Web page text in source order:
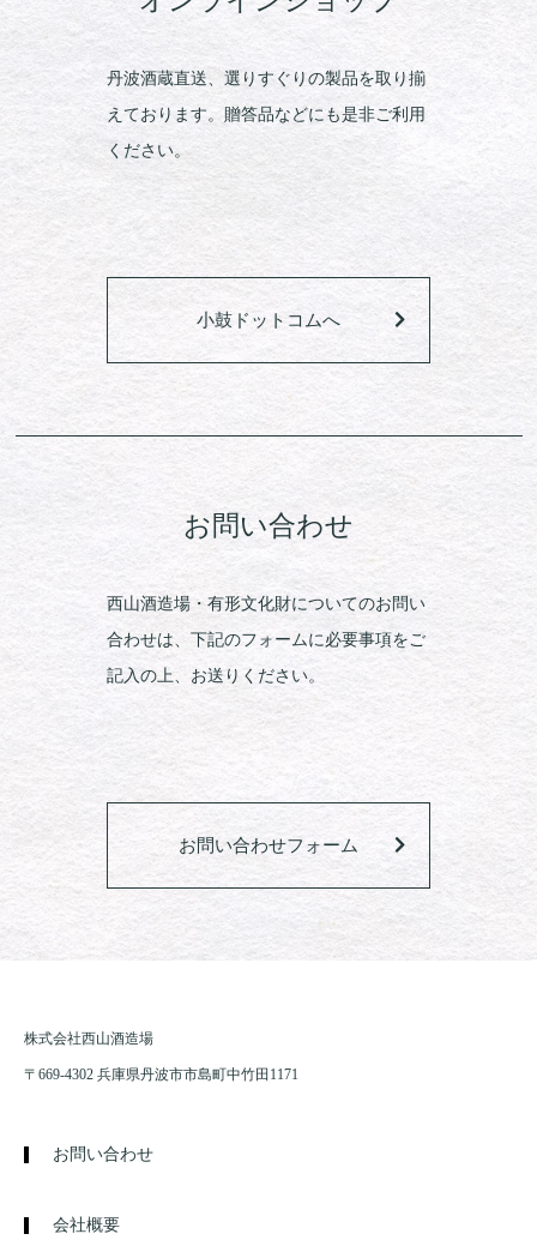
丹波酒蔵直送、選りすぐりの製品を取り揃
えております。贈答品などにも是非ご利用
ください。
小鼓ドットコムへ
お問い合わせ
西山酒造場・有形文化財についてのお問い
合わせは、下記のフォームに必要事項をご
記入の上、お送りください。
お問い合わせフォーム
株式会社西山酒造場
〒669-4302 兵庫県丹波市市島町中竹田1171
お問い合わせ
会社概要